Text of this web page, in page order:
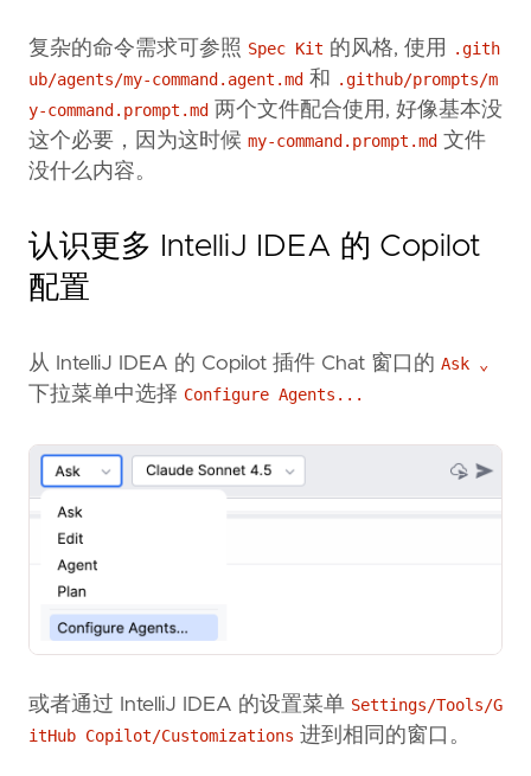
复杂的命令需求可参照 Spec Kit 的风格, 使用
.gith
ub/agents/my-command.agent.md 和
.github/prompts/m
y-command.prompt.md 两个文件配合使用, 好像基本没
这个必要，因为这时候 my-command.prompt.md 文件
没什么内容。
认识更多 IntelliJ IDEA 的 Copilot
配置
从 IntelliJ IDEA 的 Copilot 插件 Chat 窗口的 Ask ⌄
下拉菜单中选择 Configure Agents...
或者通过 IntelliJ IDEA 的设置菜单 Settings/Tools/G
itHub Copilot/Customizations 进到相同的窗口。